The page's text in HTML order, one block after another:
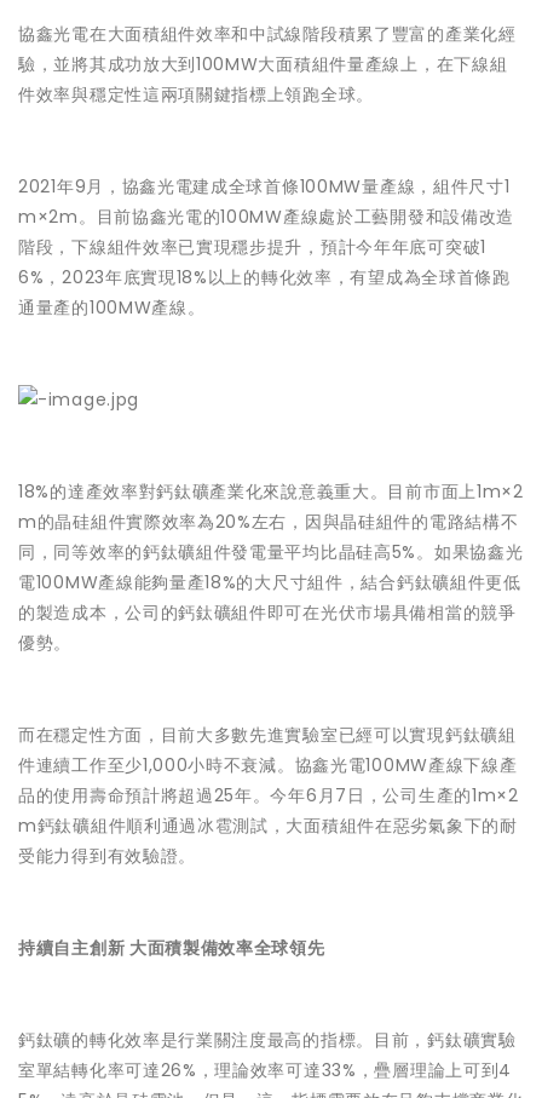
協鑫光電在大面積組件效率和中試線階段積累了豐富的產業化經
驗，並將其成功放大到100MW大面積組件量產線上，在下線組
件效率與穩定性這兩項關鍵指標上領跑全球。
2021年9月，協鑫光電建成全球首條100MW量產線，組件尺寸1
m×2m。目前協鑫光電的100MW產線處於工藝開發和設備改造
階段，下線組件效率已實現穩步提升，預計今年年底可突破1
6%，2023年底實現18%以上的轉化效率，有望成為全球首條跑
通量產的100MW產線。
18%的達產效率對鈣鈦礦產業化來說意義重大。目前市面上1m×2
m的晶硅組件實際效率為20%左右，因與晶硅組件的電路結構不
同，同等效率的鈣鈦礦組件發電量平均比晶硅高5%。如果協鑫光
電100MW產線能夠量產18%的大尺寸組件，結合鈣鈦礦組件更低
的製造成本，公司的鈣鈦礦組件即可在光伏市場具備相當的競爭
優勢。
而在穩定性方面，目前大多數先進實驗室已經可以實現鈣鈦礦組
件連續工作至少1,000小時不衰減。協鑫光電100MW產線下線產
品的使用壽命預計將超過25年。今年6月7日，公司生產的1m×2
m鈣鈦礦組件順利通過冰雹測試，大面積組件在惡劣氣象下的耐
受能力得到有效驗證。
持續自主創新 大面積製備效率全球領先
鈣鈦礦的轉化效率是行業關注度最高的指標。目前，鈣鈦礦實驗
室單結轉化率可達26%，理論效率可達33%，疊層理論上可到4